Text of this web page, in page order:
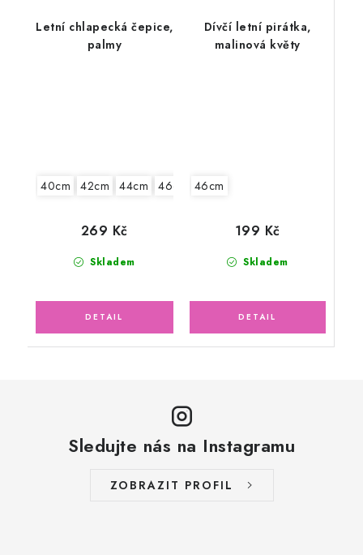
Letní chlapecká čepice,
palmy
40cm 42cm 44cm 46cm
Skladem
269 Kč
Dívčí letní pirátka,
malinová květy
46cm
Skladem
199 Kč
Sledujte nás na Instagramu
ZOBRAZIT PROFIL